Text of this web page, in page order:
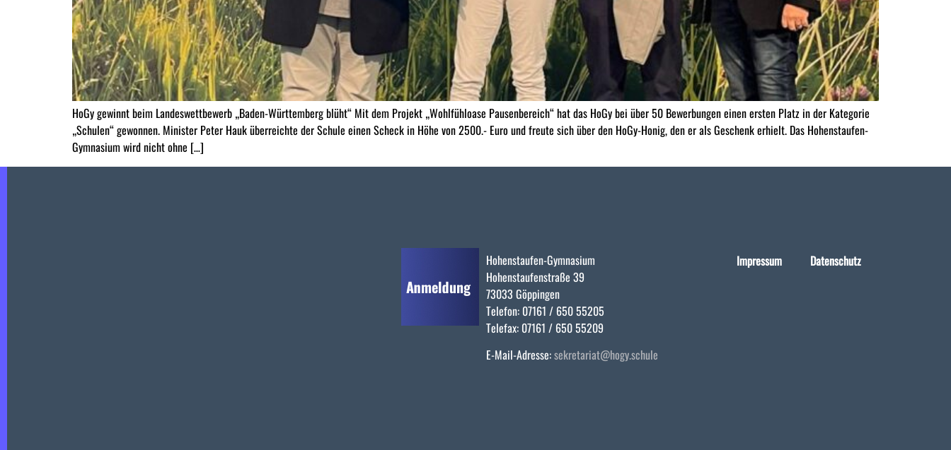
HoGy gewinnt beim Landeswettbewerb „Baden-Württemberg blüht“ Mit dem Projekt „Wohlfühloase Pausenbereich“ hat das HoGy bei über 50 Bewerbungen einen ersten Platz in der Kategorie
„Schulen“ gewonnen. Minister Peter Hauk überreichte der Schule einen Scheck in Höhe von 2500.- Euro und freute sich über den HoGy-Honig, den er als Geschenk erhielt. Das Hohenstaufen-
Gymnasium wird nicht ohne […]
Hohenstaufen-Gymnasium
Hohenstaufenstraße 39
73033 Göppingen
Telefon: 07161 / 650 55205
Telefax: 07161 / 650 55209
E-Mail-Adresse:sekretariat@hogy.schule
Impressum Datenschutz